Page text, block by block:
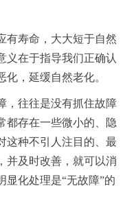
有寿命，大大短于自然
义在于指导我们正确认
，延缓自然老化。
，往往是没有抓住故障
都存在一些微小的、隐
这种不引人注目的、最
并及时改善，就可以消
显化处理是“无故障”的